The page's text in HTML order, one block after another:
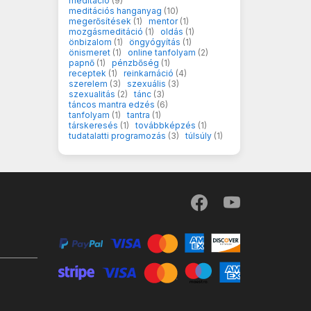
meditációs hanganyag (10)
megerősítések (1) mentor (1)
mozgásmeditáció (1) oldás (1)
önbizalom (1) öngyógyítás (1)
önismeret (1) online tanfolyam (2)
papnő (1) pénzbőség (1)
receptek (1) reinkarnáció (4)
szerelem (3) szexuális (3)
szexualitás (2) tánc (3)
táncos mantra edzés (6)
tanfolyam (1) tantra (1)
társkeresés (1) továbbképzés (1)
tudatalatti programozás (3) túlsúly (1)